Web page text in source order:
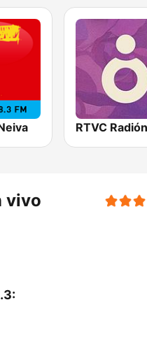
RTVC
vivo